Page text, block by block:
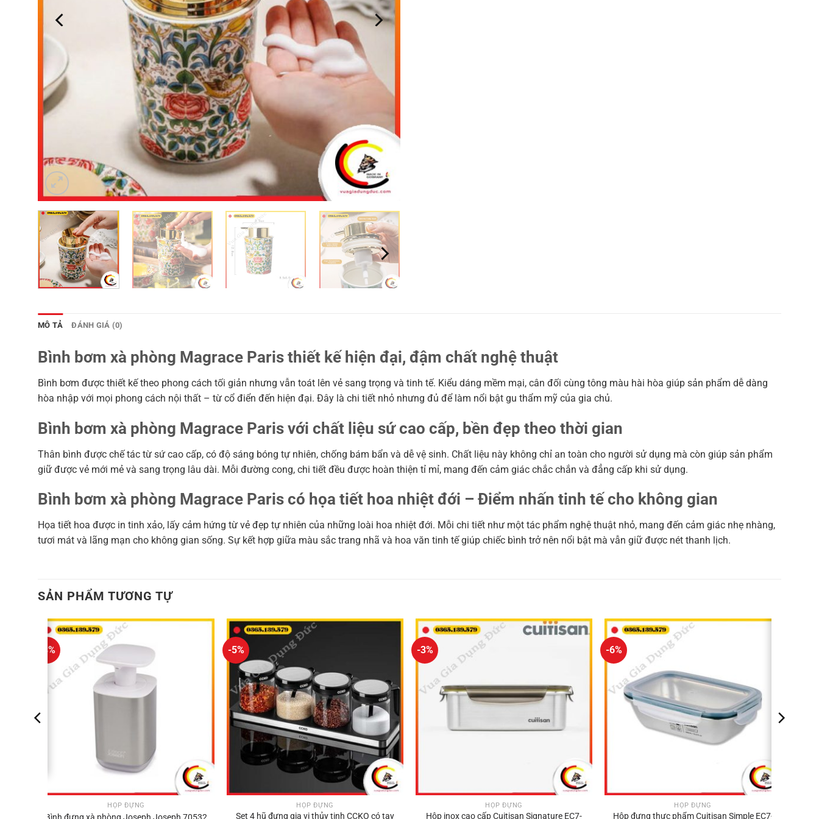
MÔ TẢ ĐÁNH GIÁ (0)
Bình bơm xà phòng Magrace Paris thiết kế hiện đại, đậm chất nghệ thuật
Bình bơm được thiết kế theo phong cách tối giản nhưng vẫn toát lên vẻ sang trọng và tinh tế. Kiểu dáng mềm mại, cân đối cùng tông màu hài hòa giúp sản phẩm dễ dàng
hòa nhập với mọi phong cách nội thất – từ cổ điển đến hiện đại. Đây là chi tiết nhỏ nhưng đủ để làm nổi bật gu thẩm mỹ của gia chủ.
Bình bơm xà phòng Magrace Paris với chất liệu sứ cao cấp, bền đẹp theo thời gian
Thân bình được chế tác từ sứ cao cấp, có độ sáng bóng tự nhiên, chống bám bẩn và dễ vệ sinh. Chất liệu này không chỉ an toàn cho người sử dụng mà còn giúp sản phẩm
giữ được vẻ mới mẻ và sang trọng lâu dài. Mỗi đường cong, chi tiết đều được hoàn thiện tỉ mỉ, mang đến cảm giác chắc chắn và đẳng cấp khi sử dụng.
Bình bơm xà phòng Magrace Paris có họa tiết hoa nhiệt đới – Điểm nhấn tinh tế cho không gian
Họa tiết hoa được in tinh xảo, lấy cảm hứng từ vẻ đẹp tự nhiên của những loài hoa nhiệt đới. Mỗi chi tiết như một tác phẩm nghệ thuật nhỏ, mang đến cảm giác nhẹ nhàng,
tươi mát và lãng mạn cho không gian sống. Sự kết hợp giữa màu sắc trang nhã và hoa văn tinh tế giúp chiếc bình trở nên nổi bật mà vẫn giữ được nét thanh lịch.
SẢN PHẨM TƯƠNG TỰ
-8%
HỘP ĐỰNG
-5%
HỘP ĐỰNG
Set 4 hũ đựng gia vị thủy tinh CCKO có tay
-3%
HỘP ĐỰNG
Hộp inox cao cấp Cuitisan Signature EC7-
-6%
HỘP ĐỰNG
Hộp đựng thực phẩm Cuitisan Simple EC7-